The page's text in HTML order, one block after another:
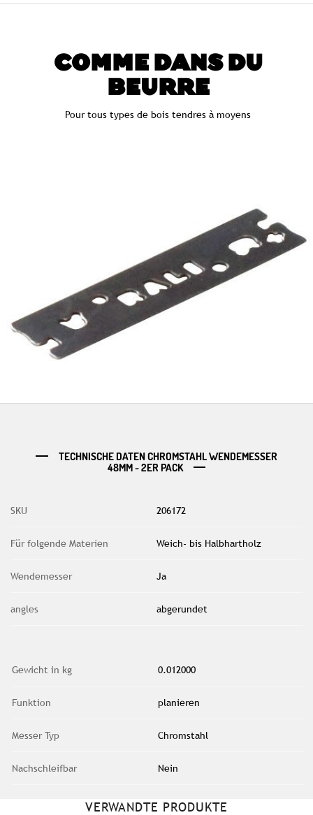
COMME DANS DU
BEURRE
Pour tous types de bois tendres à moyens
TECHNISCHE DATEN CHROMSTAHL WENDEMESSER
48MM - 2ER PACK
SKU 206172
Für folgende Materien Weich- bis Halbhartholz
Wendemesser Ja
angles abgerundet
Gewicht in kg 0.012000
Funktion planieren
Messer Typ Chromstahl
Nachschleifbar Nein
VERWANDTE PRODUKTE